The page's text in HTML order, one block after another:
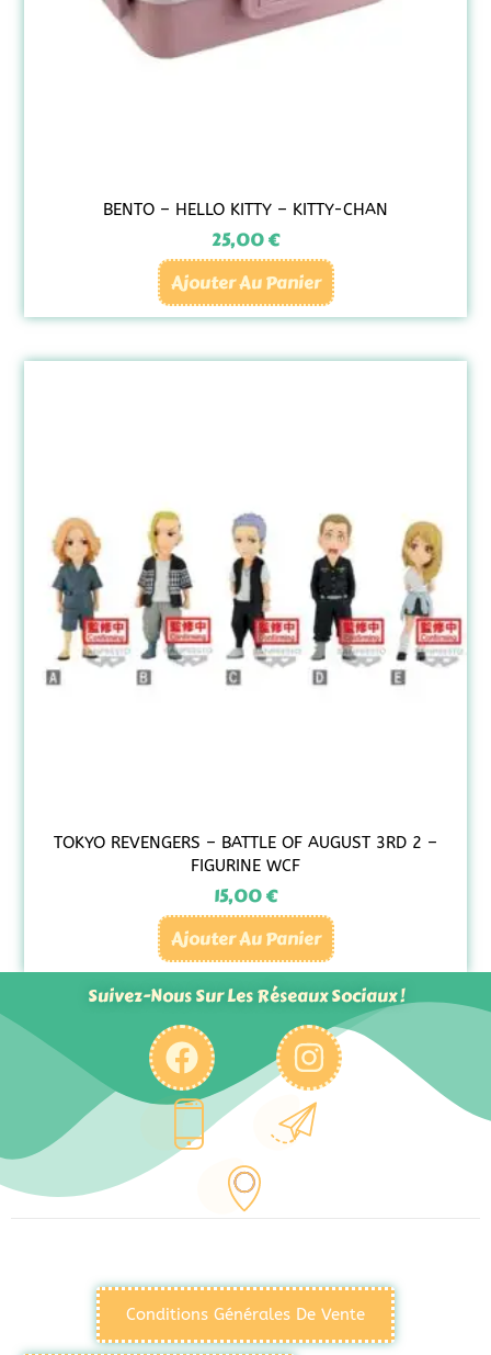
BENTO – HELLO KITTY – KITTY-CHAN
25,00€
Ajouter Au Panier
TOKYO REVENGERS – BATTLE OF AUGUST 3RD 2 –
FIGURINE WCF
15,00€
Ajouter Au Panier
Suivez-Nous Sur Les Réseaux Sociaux !
Conditions Générales De Vente